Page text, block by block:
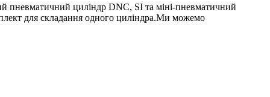
пневматичний циліндр DNC, SI та міні-пневматичний
для складання одного циліндра.Ми можемо